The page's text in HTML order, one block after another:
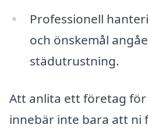
Professionell
och önskemål
städutrustning.
Att anlita ett företag
innebär inte bara att ni